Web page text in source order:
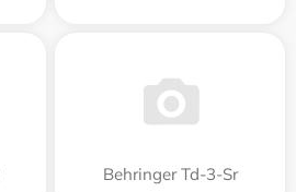
Behringer Td-3-Sr